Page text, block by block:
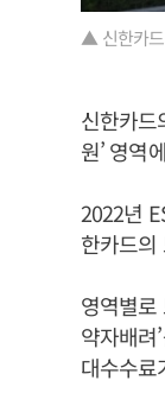
▲ 신한카드
신한카드
원’ 영역
2022년
한카드
영역별로
약자배려
대수수료